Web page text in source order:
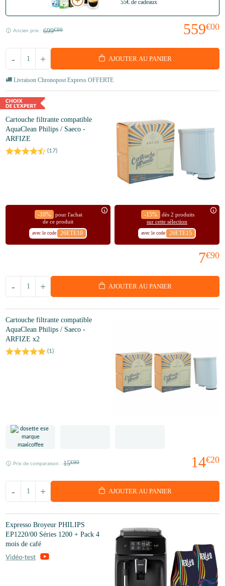
55€ de cadeaux
559€00
Ancien prix : 699€99
+
- AJOUTER AU PANIER
Livraison Chronopost Express OFFERTE
Cartouche filtrante compatible
AquaClean Philips / Saeco -
ARFIZE
(17)
-10%
pour l'achat
de ce produit
avec le code 26ETE10
-15%
dès 2 produits
sur cette sélection
avec le code 26ETE15
7€90
+
- AJOUTER AU PANIER
Cartouche filtrante compatible
AquaClean Philips / Saeco -
ARFIZE x2
(1)
14€20
Prix de comparaison : 15€90
+
- AJOUTER AU PANIER
Expresso Broyeur PHILIPS
EP1220/00 Séries 1200 + Pack 4
mois de café